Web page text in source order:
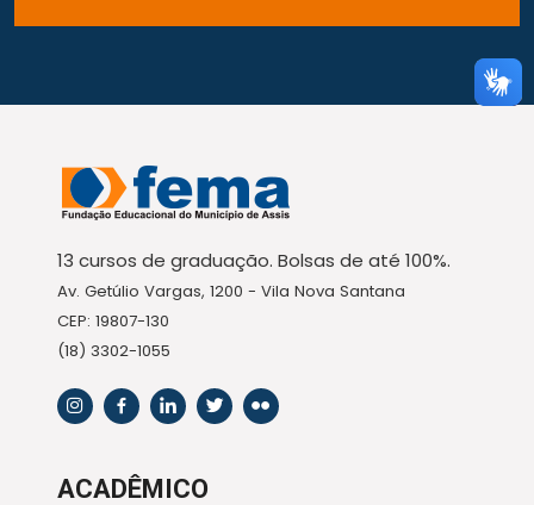
13 cursos de graduação. Bolsas de até 100%.
Av. Getúlio Vargas, 1200 - Vila Nova Santana
CEP: 19807-130
(18) 3302-1055
ACADÊMICO